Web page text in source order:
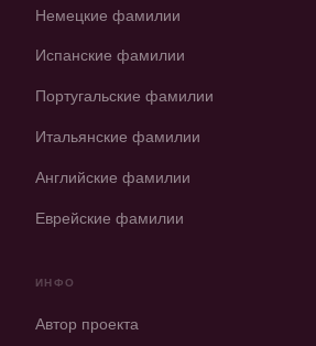
Немецкие фамилии
Испанские фамилии
Португальские фамилии
Итальянские фамилии
Английские фамилии
Еврейские фамилии
ИНФО
Автор проекта